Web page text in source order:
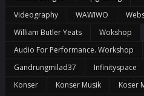
Videography
WAWIWO
William Butler Yeats
Wokshop
Audio For Performance. Workshop
Gandrungmilad37
Infinityspace
Konser
Konser Musik Koser